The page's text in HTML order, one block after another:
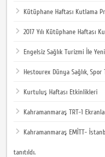
Kütüphane Haftası Kutlama
2017 Yılı Kütüphane Haftası
Engelsiz Sağlık Turizmi İle
Hestourex Dünya Sağlık,
Kurtuluş Haftası Etkinlikleri
Kahramanmaraş TRT-1
Kahramanmaraş EMİTT-
tanıtıldı.